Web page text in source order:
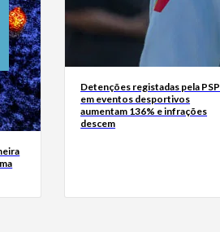
Detenções registadas pela PSP
em eventos desportivos
aumentam 136% e infrações
descem